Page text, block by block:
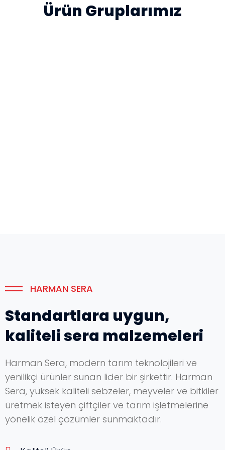
Ürün Gruplarımız
HARMAN SERA
Standartlara uygun,
kaliteli sera malzemeleri
Harman Sera, modern tarım teknolojileri ve
yenilikçi ürünler sunan lider bir şirkettir. Harman
Sera, yüksek kaliteli sebzeler, meyveler ve bitkiler
üretmek isteyen çiftçiler ve tarım işletmelerine
yönelik özel çözümler sunmaktadır.